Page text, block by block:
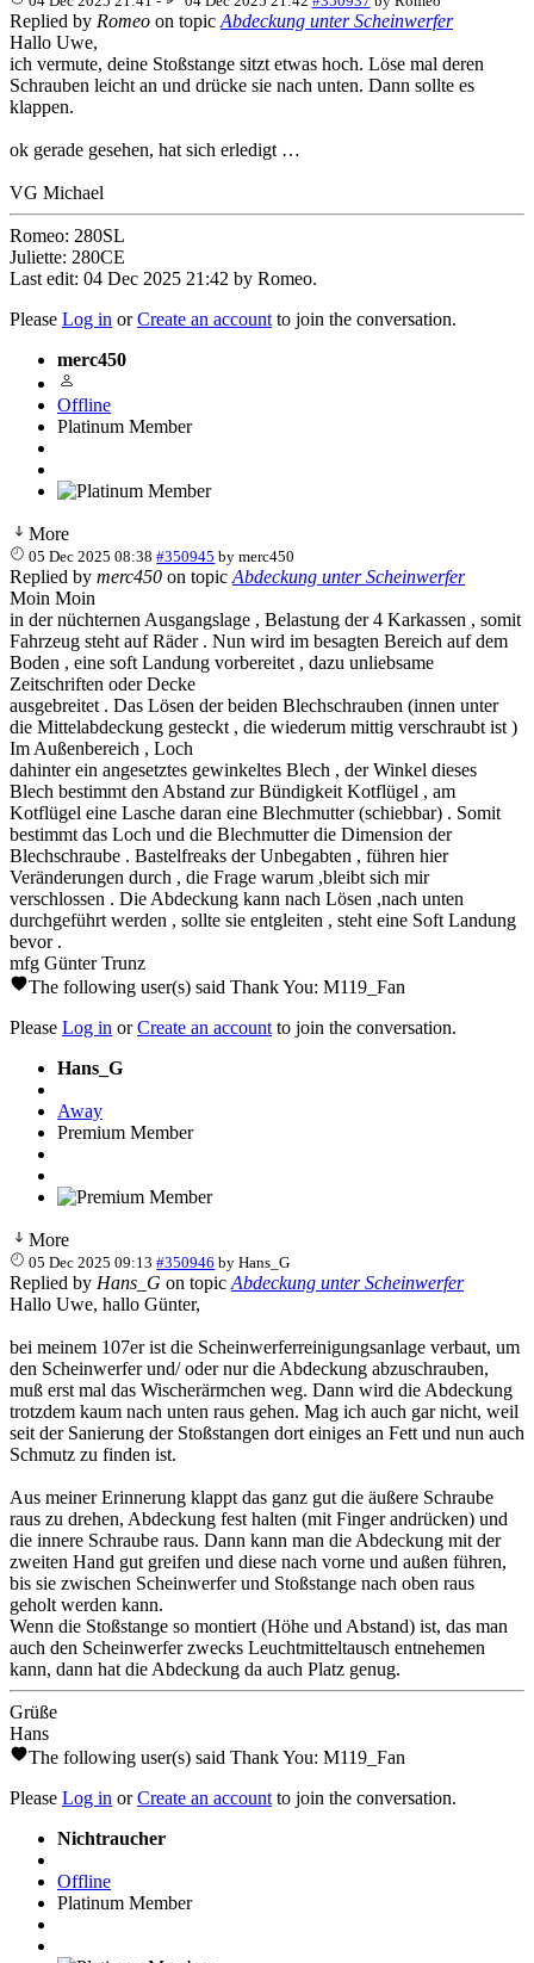
Replied by Romeo on topic Abdeckung unter Scheinwerfer
Hallo Uwe,
ich vermute, deine Stoßstange sitzt etwas hoch. Löse mal deren
Schrauben leicht an und drücke sie nach unten. Dann sollte es
klappen.
ok gerade gesehen, hat sich erledigt …
VG Michael
Romeo: 280SL
Juliette: 280CE
Last edit: 04 Dec 2025 21:42 by Romeo.
Please Log in orCreate an account to join the conversation.
merc450
Offline
Platinum Member
More
05 Dec 2025 08:38 #350945 bymerc450
Replied by merc450 on topic Abdeckung unter Scheinwerfer
Moin Moin
in der nüchternen Ausgangslage , Belastung der 4 Karkassen , somit
Fahrzeug steht auf Räder . Nun wird im besagten Bereich auf dem
Boden , eine soft Landung vorbereitet , dazu unliebsame
Zeitschriften oder Decke
ausgebreitet . Das Lösen der beiden Blechschrauben (innen unter
die Mittelabdeckung gesteckt , die wiederum mittig verschraubt ist )
Im Außenbereich , Loch
dahinter ein angesetztes gewinkeltes Blech , der Winkel dieses
Blech bestimmt den Abstand zur Bündigkeit Kotflügel , am
Kotflügel eine Lasche daran eine Blechmutter (schiebbar) . Somit
bestimmt das Loch und die Blechmutter die Dimension der
Blechschraube . Bastelfreaks der Unbegabten , führen hier
Veränderungen durch , die Frage warum ,bleibt sich mir
verschlossen . Die Abdeckung kann nach Lösen ,nach unten
durchgeführt werden , sollte sie entgleiten , steht eine Soft Landung
bevor .
mfg Günter Trunz
The following user(s) said Thank You: M119_Fan
Please Log in orCreate an account to join the conversation.
Hans_G
Away
Premium Member
More
05 Dec 2025 09:13 #350946 byHans_G
Replied by Hans_G on topic Abdeckung unter Scheinwerfer
Hallo Uwe, hallo Günter,
bei meinem 107er ist die Scheinwerferreinigungsanlage verbaut, um
den Scheinwerfer und/ oder nur die Abdeckung abzuschrauben,
muß erst mal das Wischerärmchen weg. Dann wird die Abdeckung
trotzdem kaum nach unten raus gehen. Mag ich auch gar nicht, weil
seit der Sanierung der Stoßstangen dort einiges an Fett und nun auch
Schmutz zu finden ist.
Aus meiner Erinnerung klappt das ganz gut die äußere Schraube
raus zu drehen, Abdeckung fest halten (mit Finger andrücken) und
die innere Schraube raus. Dann kann man die Abdeckung mit der
zweiten Hand gut greifen und diese nach vorne und außen führen,
bis sie zwischen Scheinwerfer und Stoßstange nach oben raus
geholt werden kann.
Wenn die Stoßstange so montiert (Höhe und Abstand) ist, das man
auch den Scheinwerfer zwecks Leuchtmitteltausch entnehemen
kann, dann hat die Abdeckung da auch Platz genug.
Grüße
Hans
The following user(s) said Thank You: M119_Fan
Please Log in orCreate an account to join the conversation.
Nichtraucher
Offline
Platinum Member